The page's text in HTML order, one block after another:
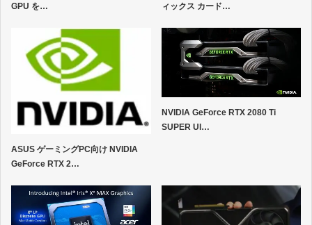
GPU を…
ィックス カード…
ASUS ゲーミングPC向け NVIDIA
GeForce RTX 2…
NVIDIA GeForce RTX 2080 Ti
SUPER Ul…